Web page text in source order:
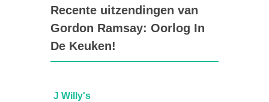
Recente uitzendingen van
Gordon Ramsay: Oorlog In
De Keuken!
J Willy's